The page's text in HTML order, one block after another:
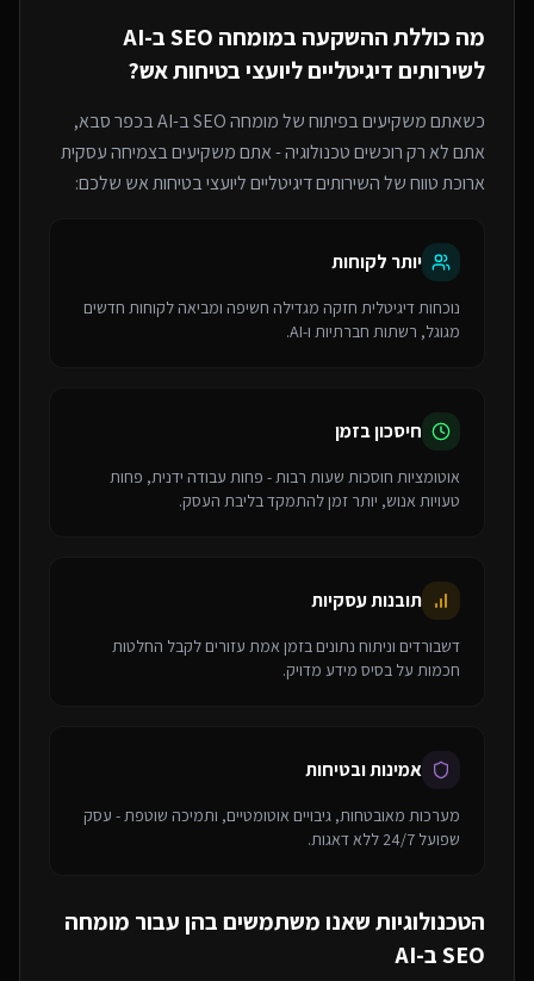
מה כוללת ההשקעה במומחה SEO ב-AI
לשירותים דיגיטליים ליועצי בטיחות אש?
כשאתם משקיעים בפיתוח שלמומחה SEO ב-AI בכפר סבא,
אתם לא רק רוכשים טכנולוגיה - אתם משקיעים בצמיחה עסקית
ארוכת טווח של השירותים דיגיטליים ליועצי בטיחות אש שלכם:
יותר לקוחות
נוכחות דיגיטלית חזקה מגדילה חשיפה ומביאה לקוחות חדשים
מגוגל, רשתות חברתיות ו-AI.
חיסכון בזמן
אוטומציות חוסכות שעות רבות - פחות עבודה ידנית, פחות
טעויות אנוש, יותר זמן להתמקד בליבת העסק.
תובנות עסקיות
דשבורדים וניתוח נתונים בזמן אמת עזורים לקבל החלטות
חכמות על בסיס מידע מדויק.
אמינות ובטיחות
מערכות מאובטחות, גיבויים אוטומטיים, ותמיכה שוטפת - עסק
שפועל 24/7 ללא דאגות.
הטכנולוגיות שאנו משתמשים בהן עבור מומחה
SEO ב-AI